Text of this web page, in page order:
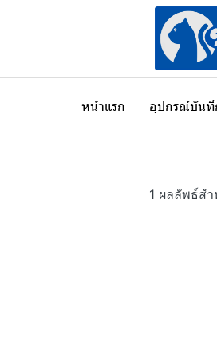
หน้าแรก อุปกรณ์บันทึ
1 ผลลัพธ์ส